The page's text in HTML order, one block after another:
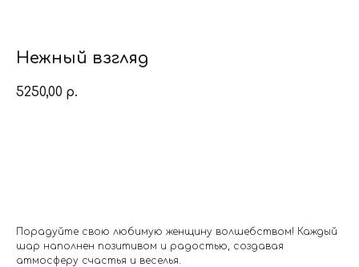
Нежный взгляд
5250,00 р.
Порадуйте свою любимую женщину волшебством! Каждый
шар наполнен позитивом и радостью, создавая
атмосферу счастья и веселья.